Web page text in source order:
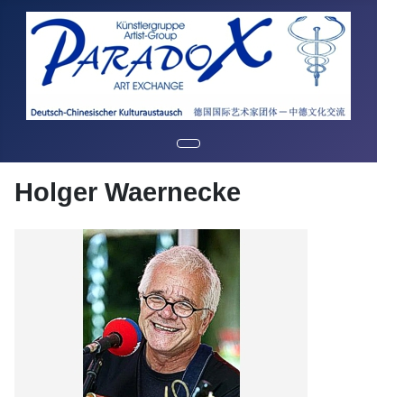
Holger Waernecke